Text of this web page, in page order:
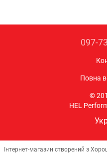
097-
Повна
©
HEL
Інтернет-магазин створений з